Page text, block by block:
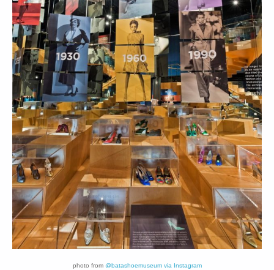
photo from @batashoemuseum via Instagram